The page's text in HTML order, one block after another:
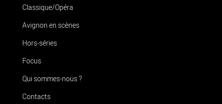
Classique/Opéra
Avignon en scènes
Hors-séries
Focus
Qui sommes-nous ?
Contacts